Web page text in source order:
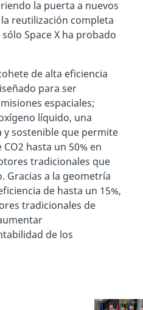
la puerta a nuevos
reutilización completa
Space X ha probado
de alta eficiencia
para ser
espaciales;
líquido, una
sostenible que permite
hasta un 50% en
tradicionales que
Gracias a la geometría
de hasta un 15%,
tradicionales de
de los